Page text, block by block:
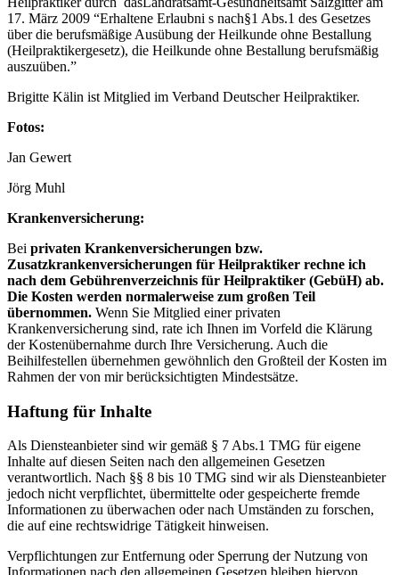
17. März 2009 “Erhaltene Erlaubni s nach§1 Abs.1 des Gesetzes
über die berufsmäßige Ausübung der Heilkunde ohne Bestallung
(Heilpraktikergesetz), die Heilkunde ohne Bestallung berufsmäßig
auszuüben.”
Brigitte Kälin ist Mitglied im Verband Deutscher Heilpraktiker.
Fotos:
Jan Gewert
Jörg Muhl
Krankenversicherung:
Bei privaten Krankenversicherungen bzw.
Zusatzkrankenversicherungen für Heilpraktiker rechne ich
nach dem Gebührenverzeichnis für Heilpraktiker (GebüH) ab.
Die Kosten werden normalerweise zum großen Teil
übernommen. Wenn Sie Mitglied einer privaten
Krankenversicherung sind, rate ich Ihnen im Vorfeld die Klärung
der Kostenübernahme durch Ihre Versicherung. Auch die
Beihilfestellen übernehmen gewöhnlich den Großteil der Kosten im
Rahmen der von mir berücksichtigten Mindestsätze.
Haftung für Inhalte
Als Diensteanbieter sind wir gemäß § 7 Abs.1 TMG für eigene
Inhalte auf diesen Seiten nach den allgemeinen Gesetzen
verantwortlich. Nach §§ 8 bis 10 TMG sind wir als Diensteanbieter
jedoch nicht verpflichtet, übermittelte oder gespeicherte fremde
Informationen zu überwachen oder nach Umständen zu forschen,
die auf eine rechtswidrige Tätigkeit hinweisen.
Verpflichtungen zur Entfernung oder Sperrung der Nutzung von